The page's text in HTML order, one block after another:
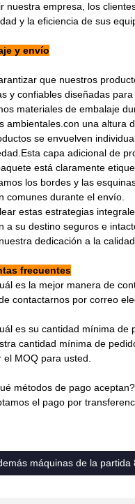
nuestra empresa, los
y la eficiencia de sus
y envío
que nuestros
y confiables diseñadas
materiales de embalaje
ambientales.con una altura
se envuelven
capa adicional de
está claramente
los bordes y las
comunes durante el envío.
estas estrategias
a su destino seguros e
dedicación a la
frecuentes
es la mejor manera de
contactarnos por correo
es su cantidad mínima de
cantidad mínima de
el MOQ para usted.
métodos de pago aceptan?
el pago por
máquinas de la partida